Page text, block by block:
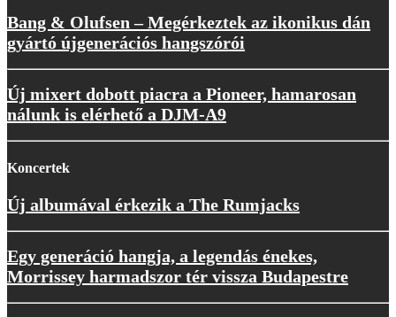
Bang & Olufsen – Megérkeztek az ikonikus dán
gyártó újgenerációs hangszórói
Új mixert dobott piacra a Pioneer, hamarosan
nálunk is elérhető a DJM-A9
Koncertek
Új albumával érkezik a The Rumjacks
Egy generáció hangja, a legendás énekes,
Morrissey harmadszor tér vissza Budapestre